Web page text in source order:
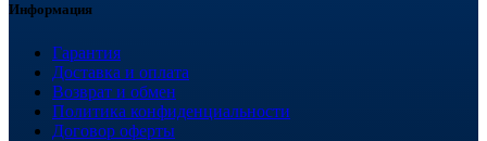
Информация
Гарантия
Доставка и оплата
Возврат и обмен
Политика конфиденциальности
Договор оферты